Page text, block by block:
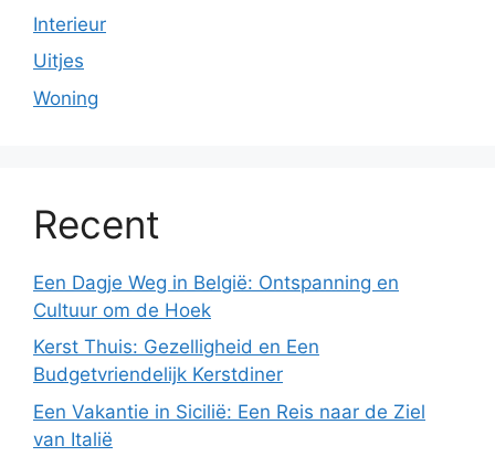
Interieur
Uitjes
Woning
Recent
Een Dagje Weg in België: Ontspanning en
Cultuur om de Hoek
Kerst Thuis: Gezelligheid en Een
Budgetvriendelijk Kerstdiner
Een Vakantie in Sicilië: Een Reis naar de Ziel
van Italië